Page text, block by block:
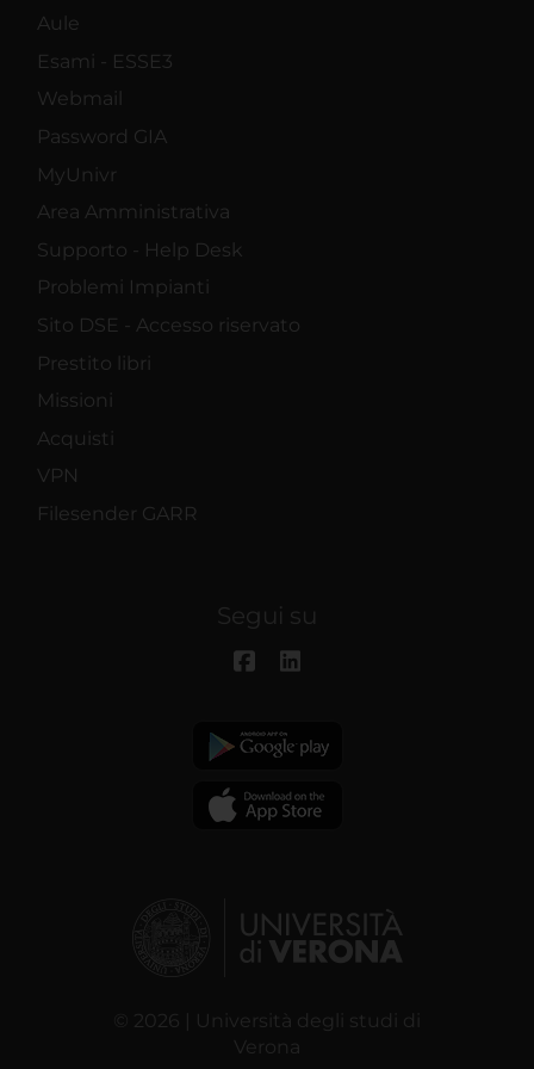
Aule
Esami - ESSE3
Webmail
Password GIA
MyUnivr
Area Amministrativa
Supporto - Help Desk
Problemi Impianti
Sito DSE - Accesso riservato
Prestito libri
Missioni
Acquisti
VPN
Filesender GARR
Segui su
© 2026 | Università degli studi di
Verona